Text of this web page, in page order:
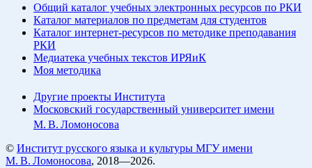
Общий каталог учебных электронных ресурсов по РКИ
Каталог материалов по предметам для студентов
Каталог интернет-ресурсов по методике преподавания
РКИ
Медиатека учебных текстов ИРЯиК
Моя методика
Другие проекты Института
Московский государственный университет имени
М. В. Ломоносова
© Институт русского языка и культуры МГУ имени
М. В. Ломоносова, 2018—2026.